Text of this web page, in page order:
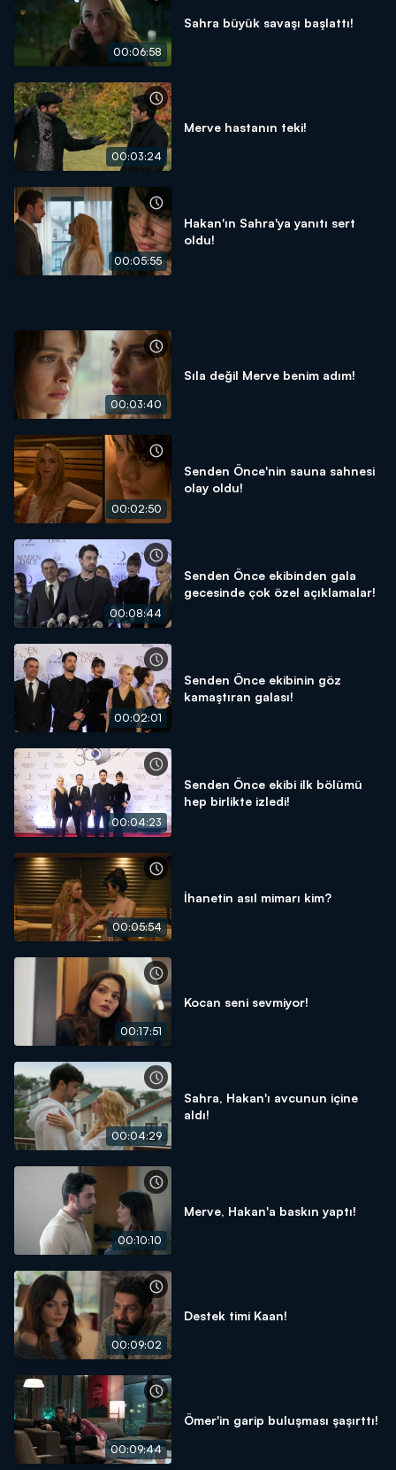
00:06:58
Sahra büyük savaşı başlattı!
00:03:24
Merve hastanın teki!
00:05:55
Hakan'ın Sahra'ya yanıtı sert
oldu!
00:03:40
Sıla değil Merve benim adım!
00:02:50
Senden Önce'nin sauna sahnesi
olay oldu!
00:08:44
Senden Önce ekibinden gala
gecesinde çok özel açıklamalar!
00:02:01
Senden Önce ekibinin göz
kamaştıran galası!
00:04:23
Senden Önce ekibi ilk bölümü
hep birlikte izledi!
00:05:54
İhanetin asıl mimarı kim?
00:17:51
Kocan seni sevmiyor!
00:04:29
Sahra, Hakan'ı avcunun içine
aldı!
00:10:10
Merve, Hakan'a baskın yaptı!
00:09:02
Destek timi Kaan!
00:09:44
Ömer'in garip buluşması şaşırttı!